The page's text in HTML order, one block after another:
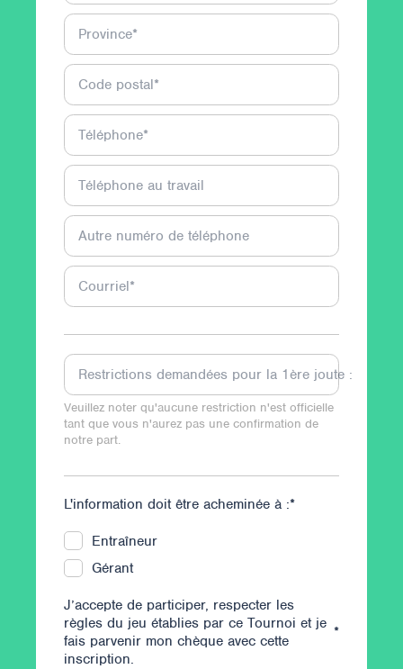
Province*
Code postal*
Téléphone*
Téléphone au travail
Autre numéro de téléphone
Courriel*
Restrictions demandées pour la 1ère joute :
Veuillez noter qu'aucune restriction n'est officielle
tant que vous n'aurez pas une confirmation de
notre part.
L'information doit être acheminée à :*
Entraîneur
Gérant
J’accepte de participer, respecter les
règles du jeu établies par ce Tournoi et je
fais parvenir mon chèque avec cette
inscription.
*